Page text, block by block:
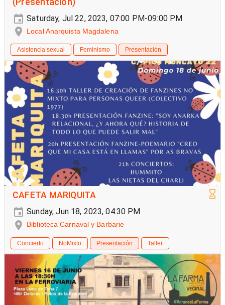
Saturday, Jul 22, 2023, 07:00 PM-09:00 PM
Local Anarquista Magdalena
Asistencia sexual Feminismo Presentación
CAFETA MARIQUITA
Sunday, Jun 18, 2023, 04:30 PM
Biblioteca Carnaval y Barbarie
Concierto NoMixto Presentación Taller